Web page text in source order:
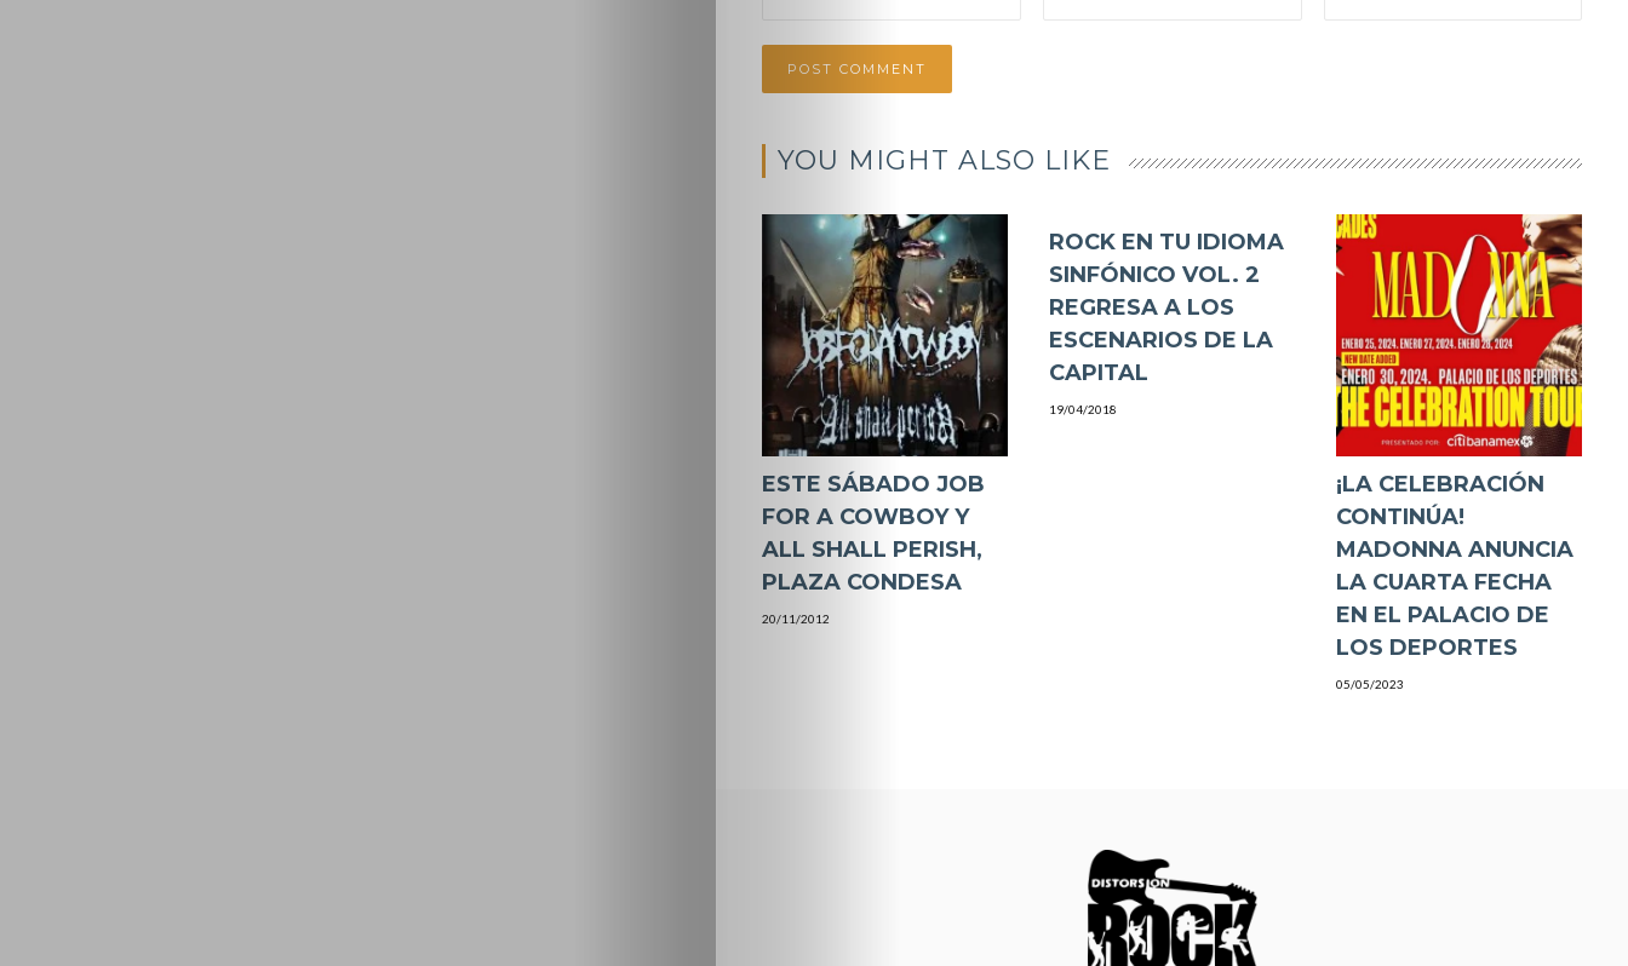
YOU MIGHT ALSO LIKE
ESTE SÁBADO JOB
FOR A COWBOY Y
ALL SHALL PERISH,
20/11/2012
ROCK EN TU IDIOMA
SINFÓNICO VOL. 2
REGRESA A LOS
ESCENARIOS DE LA
CAPITAL
19/04/2018
¡LA CELEBRACIÓN
CONTINÚA!
MADONNA ANUNCIA
LA CUARTA FECHA
EN EL PALACIO DE
LOS DEPORTES
05/05/2023